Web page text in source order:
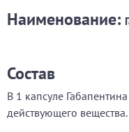
Наименование:
Состав
В 1 капсуле
действующего вещества.